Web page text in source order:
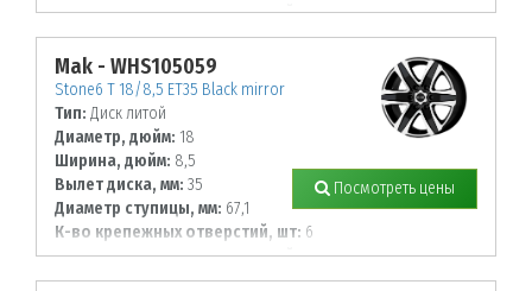
Диаметр располож. отверстий, мм:
114,3
Mak - WHS105059
Stone6 T 18/8,5 ET35 Black mirror
Тип: Диск литой
Диаметр, дюйм: 18
Ширина, дюйм: 8,5
Вылет диска, мм: 35
Диаметр ступицы, мм: 67,1
К-во крепежных отверстий, шт: 6
Диаметр располож. отверстий, мм:
139,7
Посмотреть цены